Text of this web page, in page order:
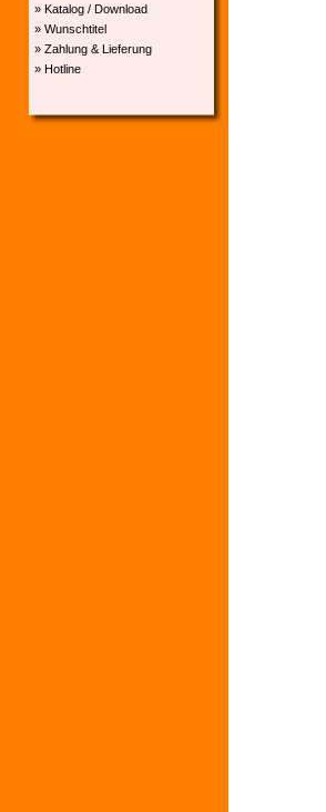
» Katalog / Download
» Wunschtitel
» Zahlung & Lieferung
» Hotline